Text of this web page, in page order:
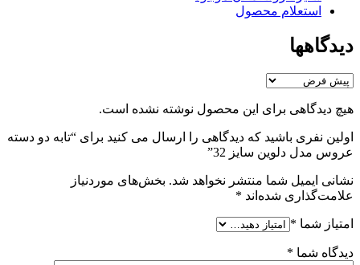
استعلام محصول
دیدگاهها
هیچ دیدگاهی برای این محصول نوشته نشده است.
اولین نفری باشید که دیدگاهی را ارسال می کنید برای “تابه دو دسته
عروس مدل دلوین سایز 32”
نشانی ایمیل شما منتشر نخواهد شد. بخش‌های موردنیاز
علامت‌گذاری شده‌اند *
امتیاز شما *
دیدگاه شما *